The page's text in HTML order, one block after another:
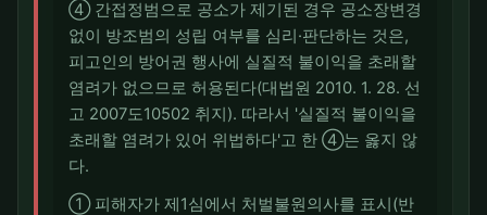
④ 간접정범으로 공소가 제기된 경우 공소장변경
없이 방조범의 성립 여부를 심리·판단하는 것은,
피고인의 방어권 행사에 실질적 불이익을 초래할
염려가 없으므로 허용된다(대법원 2010. 1. 28. 선
고 2007도10502 취지). 따라서 '실질적 불이익을
초래할 염려가 있어 위법하다'고 한 ④는 옳지 않
다.
① 피해자가 제1심에서 처벌불원의사를 표시(반